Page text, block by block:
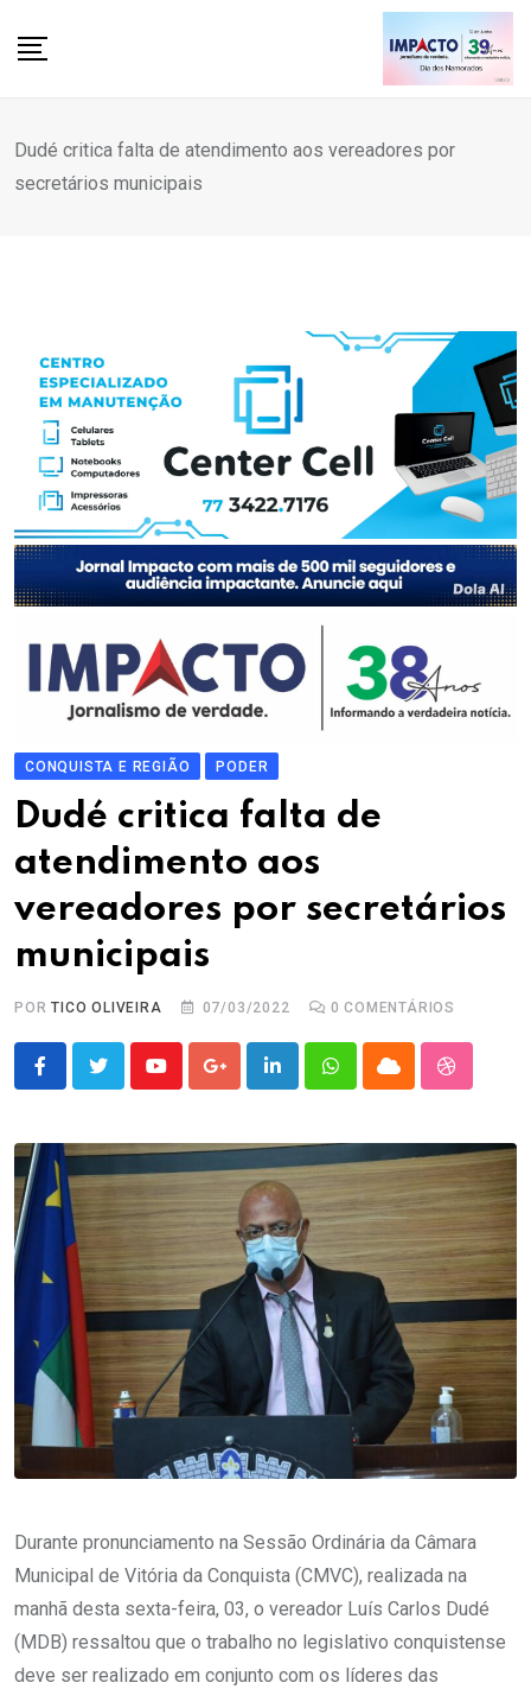
Dudé critica falta de atendimento aos vereadores por
secretários municipais
CONQUISTA E REGIÃO PODER
Dudé critica falta de
atendimento aos
vereadores por secretários
municipais
PORTICO OLIVEIRA 07/03/2022 0 COMENTÁRIOS
YoutubeGoogle+LinkedInWhatsappCloud
Durante pronunciamento na Sessão Ordinária da Câmara
Municipal de Vitória da Conquista (CMVC), realizada na
manhã desta sexta-feira, 03, o vereador Luís Carlos Dudé
(MDB) ressaltou que o trabalho no legislativo conquistense
deve ser realizado em conjunto com os líderes das